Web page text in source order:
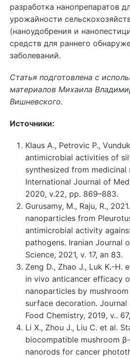
разработка нанопрепаратов
урожайности
(наноудобрения и
средств для раннего
заболеваний.
Статья подготовлена с
материалов Михаила
Вишневского.
Источники:
Klaus A., Petrovic P.,
antimicrobial activities of
synthesized from medicinal
International Journal of
2020, v.22, pp. 869–883.
Gurusamy, M., Raju, R.,
nanoparticles from
antimicrobial activity
pathogens. Iranian Journal
Science, 2021, v. 17, an 83.
Zeng D., Zhao J., Luk K.-H.
in vivo anticancer efficacy
nanoparticles by
surface decoration.
Food Chemistry, 2019, v..
Li X., Zhou J., Liu C. et al.
biocompatible mushroom
nanorods for cancer